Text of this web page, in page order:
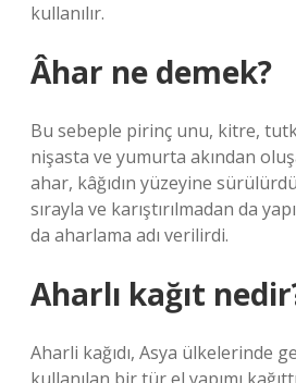
kullanılır.
Âhar ne demek?
Bu sebeple pirinç unu, kitre,
nişasta ve yumurta akından
ahar, kâğıdın yüzeyine
sırayla ve karıştırılmadan da
da aharlama adı verilirdi.
Aharlı kağıt
Aharli kağıdı, Asya ülkelerinde